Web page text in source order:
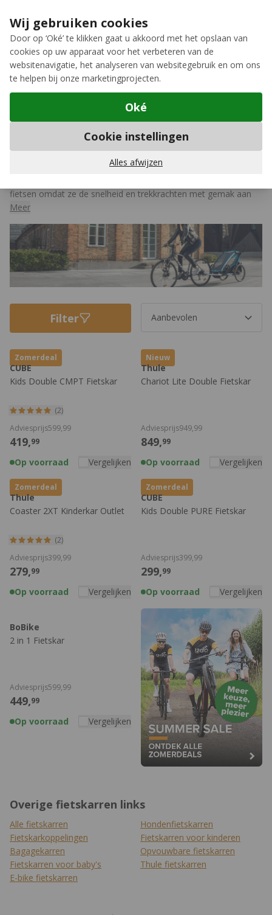
Wij gebruiken cookies
Door op ‘Oké’ te klikken gaat u akkoord met het opslaan van
cookies op uw apparaat voor het verbeteren van de
websitenavigatie, het analyseren van websitegebruik en om ons
te helpen bij onze marketingprojecten.
Oké
Cookie instellingen
Alles afwijzen
Meer keuze, meer plezier
12GO Biking
Fietskarren
Fietskarren voor elektrische
fietsen omdat ze de snelheid en trekkrachten met gemak aan
kunnen. Ga je je e-bike gebruiken voor een fietstocht en kan je
je kinderen met de fiets vervoeren? Dan zijn dit de fietskarren
voor jou.
Meer
Filter
Zomerdeal
CUBE
Kids Double CMPT Fietskar
(2)
419,99
Adviesprijs599,99
Op voorraad Vergelijken
Nieuw
Thule
Chariot Lite Double Fietskar
849,99
Adviesprijs949,99
Op voorraad Vergelijken
Zomerdeal
Thule
Coaster 2XT Kinderkar Outlet
(2)
279,99
Adviesprijs399,99
Op voorraad Vergelijken
Zomerdeal
CUBE
Kids Double PURE Fietskar
299,99
Adviesprijs399,99
Op voorraad Vergelijken
BoBike
2 in 1 Fietskar
449,99
Adviesprijs599,99
Op voorraad Vergelijken
Overige fietskarren links
Alle fietskarren
Fietskarkoppelingen
Bagagekarren
Fietskarren voor baby's
E-bike fietskarren
Hondenfietskarren
Fietskarren voor kinderen
Opvouwbare fietskarren
Thule fietskarren